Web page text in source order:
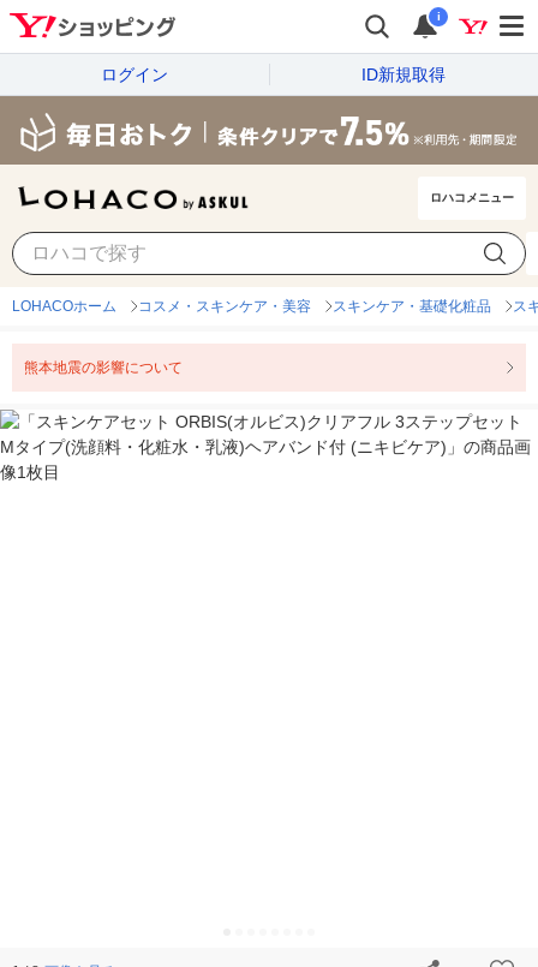
i
ログイン ID新規取得
ロハコメニュー
LOHACOホーム コスメ・スキンケア・美容 スキンケア・基礎化粧品 ス
熊本地震の影響について